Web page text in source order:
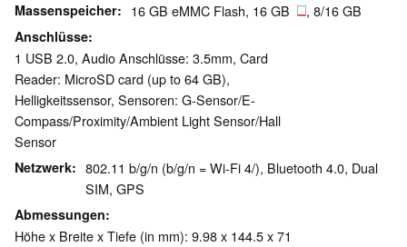
Massenspeicher 16 GB eMMC Flash, 16 GB , 8/16 GB
Anschlüsse
1 USB 2.0, Audio Anschlüsse: 3.5mm, Card
Reader: MicroSD card (up to 64 GB),
Helligkeitssensor, Sensoren: G-Sensor/E-
Compass/Proximity/Ambient Light Sensor/Hall
Sensor
Netzwerk
802.11 b/g/n (b/g/n = Wi-Fi 4/), Bluetooth 4.0, Dual
SIM, GPS
Abmessungen
Höhe x Breite x Tiefe (in mm): 9.98 x 144.5 x 71